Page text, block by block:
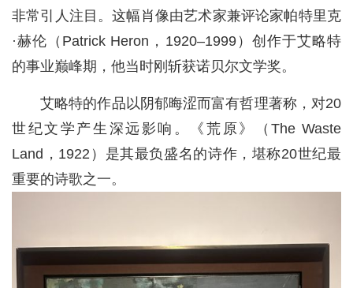
非常引人注目。这幅肖像由艺术家兼评论家帕特里克
·赫伦（Patrick Heron，1920–1999）创作于艾略特
的事业巅峰期，他当时刚斩获诺贝尔文学奖。
艾略特的作品以阴郁晦涩而富有哲理著称，对20
世纪文学产生深远影响。《荒原》（The Waste
Land，1922）是其最负盛名的诗作，堪称20世纪最
重要的诗歌之一。